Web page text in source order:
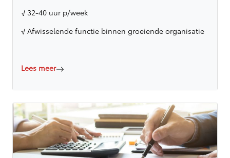
√ 32-40 uur p/week
√ Afwisselende functie binnen groeiende organisatie
Lees meer